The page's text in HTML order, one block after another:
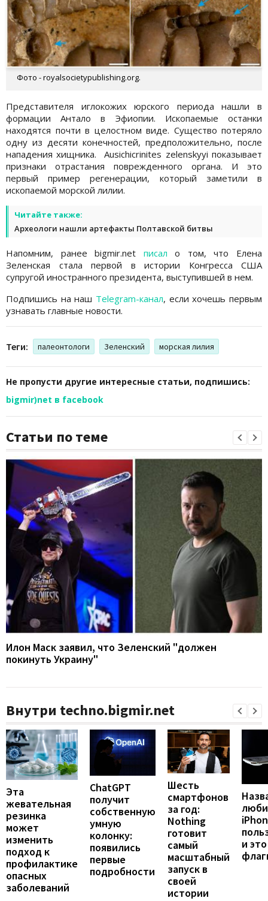
Фото - royalsocietypublishing.org.
Представителя иглокожих юрского периода нашли в
формации Антало в Эфиопии. Ископаемые останки
находятся почти в целостном виде. Существо потеряло
одну из десяти конечностей, предположительно, после
нападения хищника. Ausichicrinites zelenskyyi показывает
признаки отрастания поврежденного органа. И это
первый пример регенерации, который заметили в
ископаемой морской лилии.
Читайте также:
Археологи нашли артефакты Полтавской битвы
Напомним, ранее bigmir.net писал о том, что Елена
Зеленская стала первой в истории Конгресса США
супругой иностранного президента, выступившей в нем.
Подпишись на наш Telegram-канал, если хочешь первым
узнавать главные новости.
Теги: палеонтологи Зеленский морская лилия
Не пропусти другие интересные статьи, подпишись:
bigmir)net в facebook
Статьи по теме
Илон Маск заявил, что Зеленский "должен
покинуть Украину"
Внутри techno.bigmir.net
Эта
жевательная
резинка
может
изменить
подход к
профилактике
опасных
заболеваний
ChatGPT
получит
собственную
умную
колонку:
появились
первые
подробности
Шесть
смартфонов
за год:
Nothing
готовит
самый
масштабный
запуск в
своей
истории
и